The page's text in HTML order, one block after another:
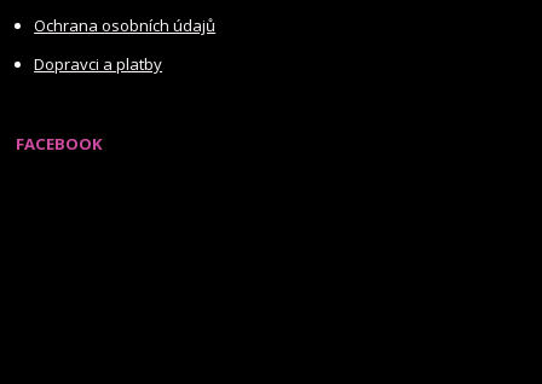
Ochrana osobních údajů
Dopravci a platby
FACEBOOK